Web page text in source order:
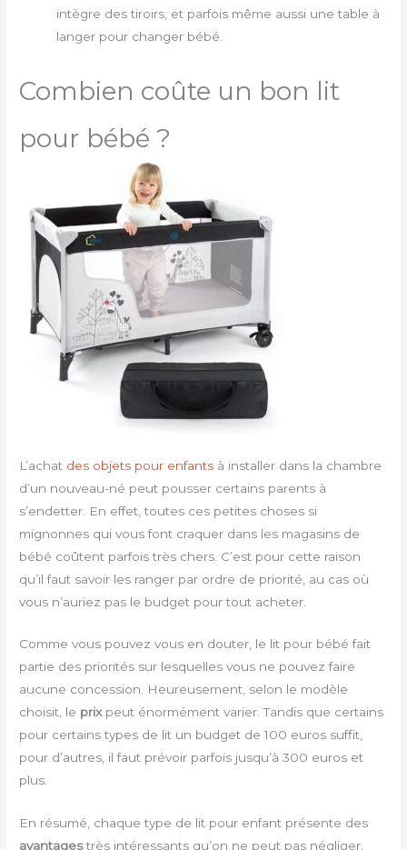
intègre des tiroirs, et parfois même aussi une table à
langer pour changer bébé.
Combien coûte un bon lit
pour bébé ?
L’achat des objets pour enfants à installer dans la chambre
d’un nouveau-né peut pousser certains parents à
s’endetter. En effet, toutes ces petites choses si
mignonnes qui vous font craquer dans les magasins de
bébé coûtent parfois très chers. C’est pour cette raison
qu’il faut savoir les ranger par ordre de priorité, au cas où
vous n’auriez pas le budget pour tout acheter.
Comme vous pouvez vous en douter, le lit pour bébé fait
partie des priorités sur lesquelles vous ne pouvez faire
aucune concession. Heureusement, selon le modèle
choisit, le prixpeut énormément varier. Tandis que certains
pour certains types de lit un budget de 100 euros suffit,
pour d’autres, il faut prévoir parfois jusqu’à 300 euros et
plus.
En résumé, chaque type de lit pour enfant présente des
avantagestrès intéressants qu’on ne peut pas négliger.